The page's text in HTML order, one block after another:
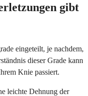
gibt
eingeteilt, je nachdem,
dieser Grade kann
Knie passiert.
leichte Dehnung der